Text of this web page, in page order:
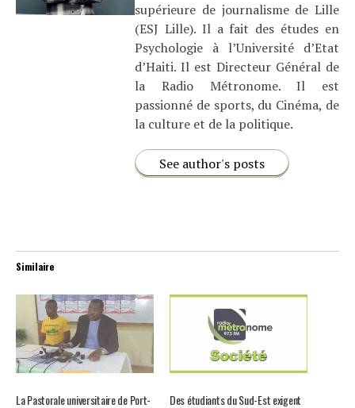
supérieure de journalisme de Lille
(ESJ Lille). Il a fait des études en
Psychologie à l’Université d’Etat
d’Haiti. Il est Directeur Général de
la Radio Métronome. Il est
passionné de sports, du Cinéma, de
la culture et de la politique.
See author's posts
Similaire
La Pastorale universitaire de Port-
Des étudiants du Sud-Est exigent